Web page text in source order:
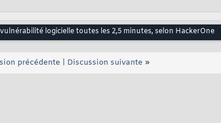
logicielle toutes les 2,5 minutes, selon HackerOne
précédente Discussion suivante »